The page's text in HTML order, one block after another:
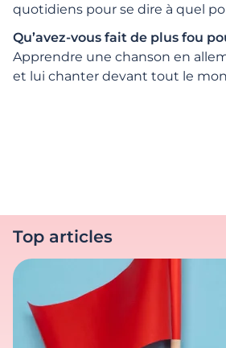
quotidiens pour se dire à quel
Qu’avez-vous fait de plus fou
Apprendre une chanson en
et lui chanter devant tout le
Top articles